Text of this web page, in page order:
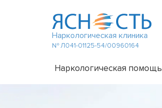
Наркологическая клиника
№ Л041-01125-54/00960164
Наркологическая помощь